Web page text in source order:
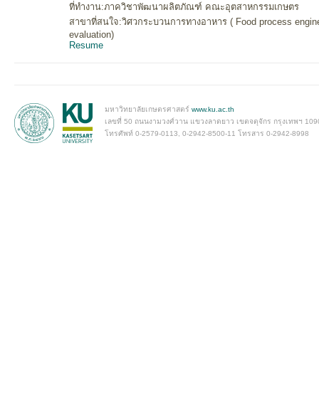
ที่ทำงาน:ภาควิชาพัฒนาผลิตภัณฑ์ คณะอุตสาหกรรมเกษตร
สาขาที่สนใจ:วิศวกระบวนการทางอาหาร ( Food process
evaluation)
Resume
มหาวิทยาลัยเกษตรศาสตร์ www.ku.ac.th
เลขที่ 50 ถนนงามวงศ์วาน แขวงลาดยาว เขตจตุจักร กรุงเทพฯ
โทรศัพท์ 0-2579-0113, 0-2942-8500-11 โทรสาร 0-2942-8998